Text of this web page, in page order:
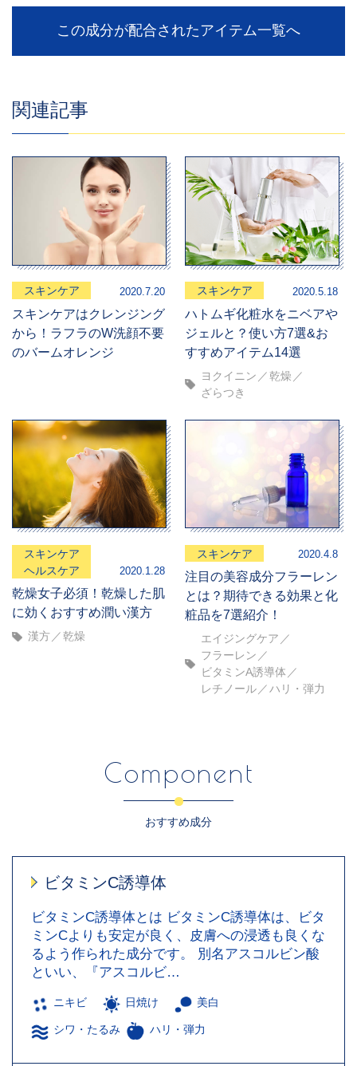
この成分が配合されたアイテム一覧へ
関連記事
スキンケア 2020.7.20
スキンケアはクレンジング
から！ラフラのW洗顔不要
のバームオレンジ
スキンケア 2020.5.18
ハトムギ化粧水をニベアや
ジェルと？使い方7選&お
すすめアイテム14選
ヨクイニン
乾燥
ざらつき
スキンケア
ヘルスケア
2020.1.28
乾燥女子必須！乾燥した肌
に効くおすすめ潤い漢方
漢方 乾燥
スキンケア 2020.4.8
注目の美容成分フラーレン
とは？期待できる効果と化
粧品を7選紹介！
エイジングケア
フラーレン
ビタミンA誘導体
レチノール
ハリ・弾力
Component
おすすめ成分
ビタミンC誘導体
ビタミンC誘導体とは ビタミンC誘導体は、ビタ
ミンCよりも安定が良く、皮膚への浸透も良くな
るよう作られた成分です。 別名アスコルビン酸
といい、『アスコルビ…
ニキビ 日焼け 美白
シワ・たるみ ハリ・弾力